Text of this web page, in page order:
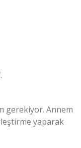
gerekiyor. Annem
yaparak